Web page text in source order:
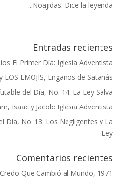
Noajidas. Dice la leyenda...
Entradas recientes
El Primer Día: Iglesia Adventista
LOS EMOJIS, Engaños de Satanás
del Día, No. 14: La Ley Salva
Isaac y Jacob: Iglesia Adventista
Día, No. 13: Los Negligentes y La
Ley
Comentarios recientes
Que Cambió al Mundo, 1971